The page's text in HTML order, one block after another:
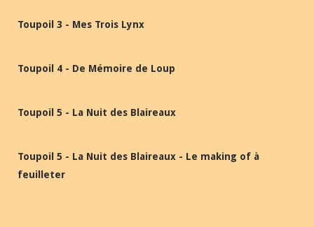
Toupoil 3 - Mes Trois Lynx
Toupoil 4 - De Mémoire de Loup
Toupoil 5 - La Nuit des Blaireaux
Toupoil 5 - La Nuit des Blaireaux - Le making of à
feuilleter